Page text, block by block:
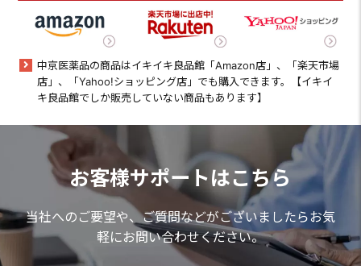
中京医薬品の商品はイキイキ良品館「Amazon店」、「楽天市場
店」、「Yahoo!ショッピング店」でも購入できます。【イキイ
キ良品館でしか販売していない商品もあります】
お客様サポートはこちら
当社へのご要望や、ご質問などがございましたらお気
軽にお問い合わせください。